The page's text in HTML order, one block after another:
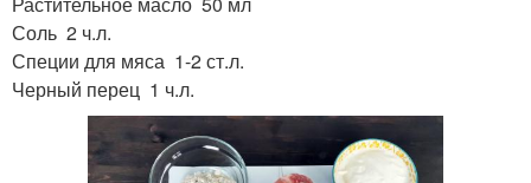
Соль 2 ч.л.
Специи для мяса 1-2 ст.л.
Черный перец 1 ч.л.